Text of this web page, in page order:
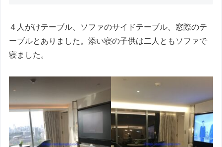
４人がけテーブル、ソファのサイドテーブル、窓際のテ
ーブルとありました。添い寝の子供は二人ともソファで
寝ました。